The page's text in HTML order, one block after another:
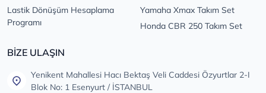
Lastik Dönüşüm Hesaplama
Programı
Yamaha Xmax Takım Set
Honda CBR 250 Takım Set
BİZE ULAŞIN
Yenikent Mahallesi Hacı Bektaş Veli Caddesi Özyurtlar 2-I
Blok No: 1 Esenyurt / İSTANBUL